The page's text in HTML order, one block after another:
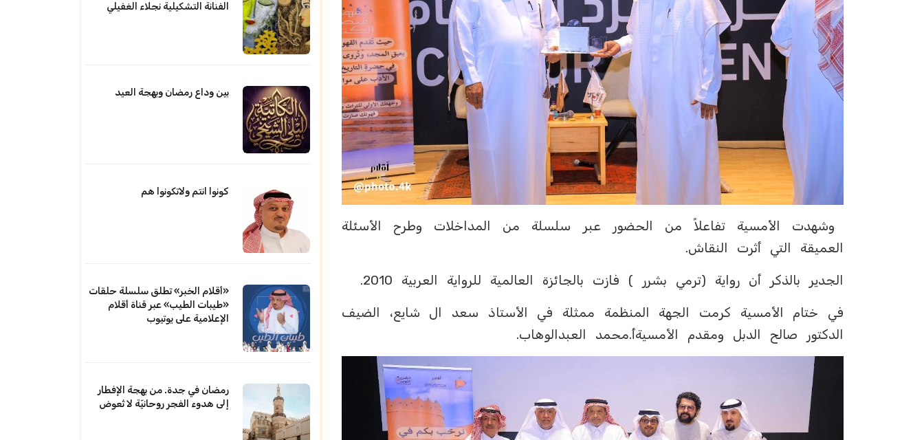
وشهدت الأمسية تفاعلاً من الحضور عبر سلسلة من المداخلات وطرح الأسئلة
العميقة التي أثرت النقاش.
الجدير بالذكر أن رواية (ترمي بشرر ) فازت بالجائزة العالمية للرواية العربية 2010.
‏في ختام الأمسية كرمت الجهة المنظمة ممثلة في الأستاذ سعد ال شايع، الضيف
الدكتور صالح الدبل ومقدم الأمسيةأ.محمد العبدالوهاب.
الفنانة التشكيلية نجلاء الغفيلي
بين وداع رمضان وبهجة العيد
كونوا انتم ولاتكونوا هم
«أقلام الخبر» تطلق سلسلة حلقات
«طيبات الطيب» عبر قناة أقلام
الإعلامية على يوتيوب
رمضان في جدة. من بهجة الإفطار
إلى هدوء الفجر روحانيّة لا تُعوض